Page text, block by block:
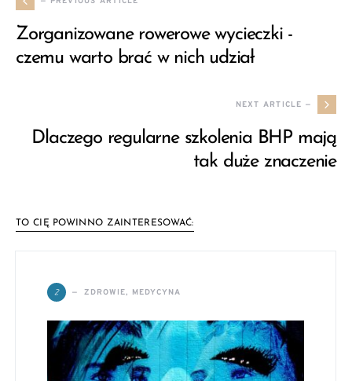
Zorganizowane rowerowe wycieczki -
czemu warto brać w nich udział
NEXT ARTICLE —
Dlaczego regularne szkolenia BHP mają
tak duże znaczenie
TO CIĘ POWINNO ZAINTERESOWAĆ:
Z ZDROWIE, MEDYCYNA